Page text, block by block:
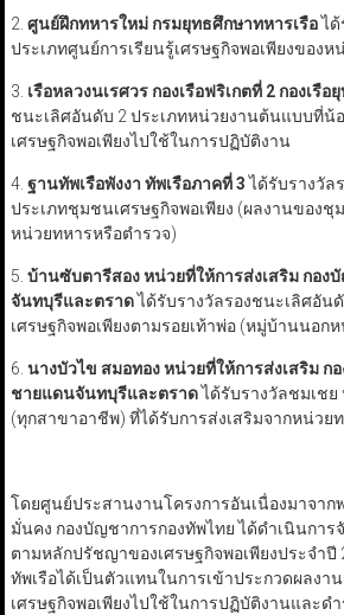
2. ศูนย์ฝึกทหารใหม่ กรมยุทธศึกษาทหารเรือได้
ประเภทศูนย์การเรียนรู้เศรษฐกิจพอเพียงของ
3. เรือหลวงนเรศวร กองเรือฟริเกตที่ 2 กองเรือ
ชนะเลิศอันดับ 2 ประเภทหน่วยงานต้นแบบที่
เศรษฐกิจพอเพียงไปใช้ในการปฏิบัติงาน
4. ฐานทัพเรือพังงา ทัพเรือภาคที่ 3ได้รับรางวัล
ประเภทชุมชนเศรษฐกิจพอเพียง (ผลงานของ
หน่วยทหารหรือตำรวจ)
5. บ้านซับตารีสอง หน่วยที่ให้การส่งเสริม กอ
จันทบุรีและตราดได้รับรางวัลรองชนะเลิศอัน
เศรษฐกิจพอเพียงตามรอยเท้าพ่อ (หมู่บ้านนอก
6. นางบัวไข สมอทอง หน่วยที่ให้การส่งเสริม ก
ชายแดนจันทบุรีและตราดได้รับรางวัลชมเชย
(ทุกสาขาอาชีพ) ที่ได้รับการส่งเสริมจากหน่วย
โดยศูนย์ประสานงานโครงการอันเนื่องมาจาก
มั่นคง กองบัญชาการกองทัพไทย ได้ดำเนินการ
ตามหลักปรัชญาของเศรษฐกิจพอเพียงประจำปี
ทัพเรือได้เป็นตัวแทนในการเข้าประกวดผลง
เศรษฐกิจพอเพียงไปใช้ในการปฏิบัติงานและด